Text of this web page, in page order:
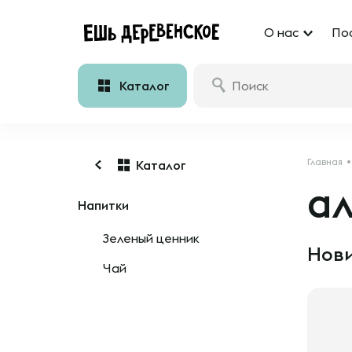
О нас
Каталог
Каталог
Напитки
Зеленый ценник
Чай
Главная